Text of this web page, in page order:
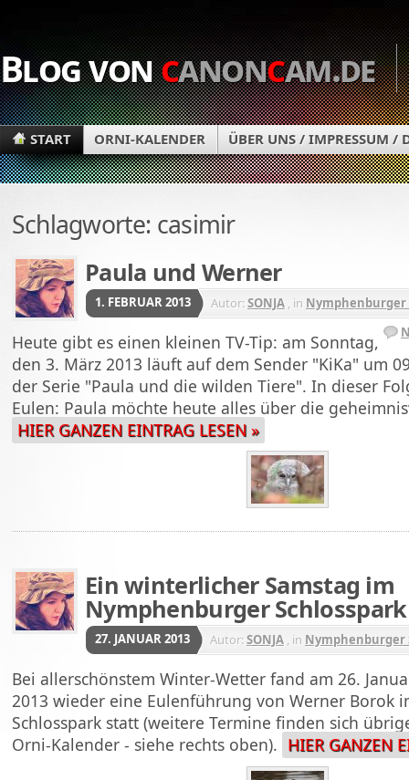
Blog voncanoncam.de
START ORNI-KALENDER ÜBER UNS / IMPRESSUM /
Schlagworte: casimir
Paula und Werner
1. FEBRUAR 2013 Autor:SONJA , in Nymphenburger
Heute gibt es einen kleinen TV-Tip: am Sonntag,
den 3. März 2013 läuft auf dem Sender "KiKa" um
der Serie "Paula und die wilden Tiere". In dieser
Eulen: Paula möchte heute alles über die
HIER GANZEN EINTRAG LESEN »
Ein winterlicher Samstag im
Nymphenburger Schlosspark
27. JANUAR 2013 Autor:SONJA , in Nymphenburger
Bei allerschönstem Winter-Wetter fand am 26.
2013 wieder eine Eulenführung von Werner Borok
Schlosspark statt (weitere Termine finden sich
Orni-Kalender - siehe rechts oben). HIER GANZEN